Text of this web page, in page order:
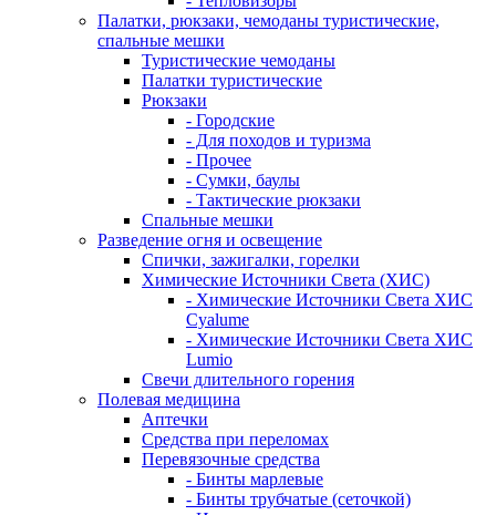
Палатки, рюкзаки, чемоданы туристические,
спальные мешки
Туристические чемоданы
Палатки туристические
Рюкзаки
- Городские
- Для походов и туризма
- Прочее
- Сумки, баулы
- Тактические рюкзаки
Спальные мешки
Разведение огня и освещение
Спички, зажигалки, горелки
Химические Источники Света (ХИС)
- Химические Источники Света ХИС
Cyalume
- Химические Источники Света ХИС
Lumio
Свечи длительного горения
Полевая медицина
Аптечки
Средства при переломах
Перевязочные средства
- Бинты марлевые
- Бинты трубчатые (сеточкой)